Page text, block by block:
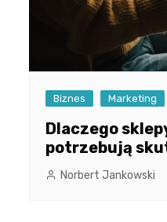
Biznes Marketing
Dlaczego
potrzebują
Norbert Jankowski